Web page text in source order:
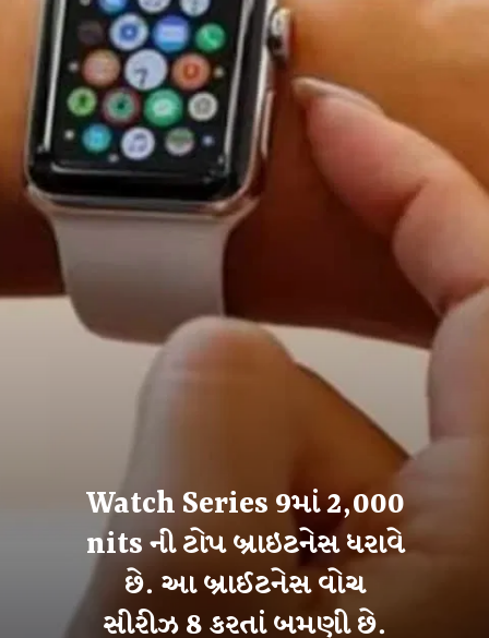
Watch Series 9માં 2,000
nits ની ટોપ બ્રાઇટનેસ ધરાવે
છે. આ બ્રાઈટનેસ વોચ
સીરીઝ 8 કરતાં બમણી છે.